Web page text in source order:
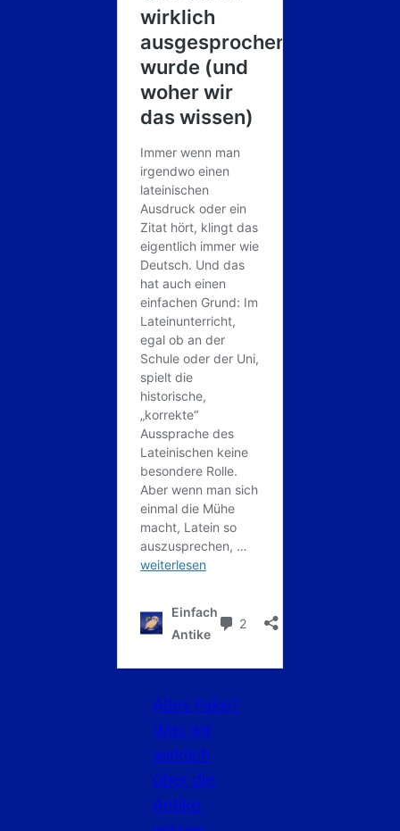
Alles Fake?
Was wir
wirklich
über die
Antike